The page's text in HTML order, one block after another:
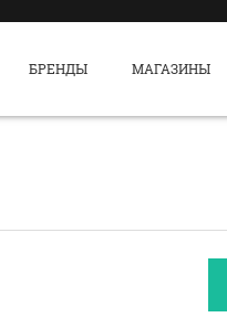
БРЕНДЫ МАГАЗИНЫ